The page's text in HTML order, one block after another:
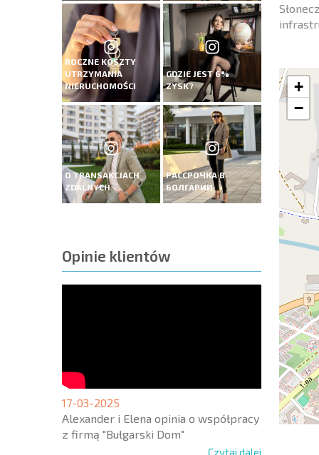
ROCZNE KOSZTY
UTRZYMANIA
NIERUCHOMOŚCI
GDZIE JEST 6%
ZYSK?
O TRANSAKCJACH
ZDALNYCH
РАССРОЧКА В
БОЛГАРИИ
Opinie klientów
17-03-2025
Alexander i Elena opinia o współpracy
z firmą "Bułgarski Dom"
Czytaj dalej
+
−